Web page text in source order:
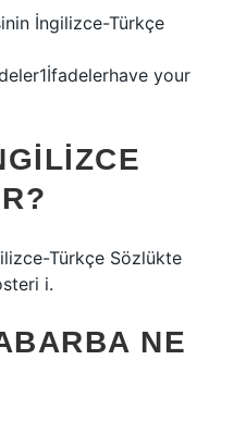
İngilizce-Türkçe
your
Türkçe Sözlükte
i.
NE